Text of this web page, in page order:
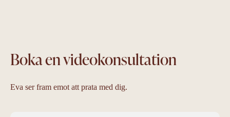
Boka en videokonsultation
Eva ser fram emot att prata med dig.